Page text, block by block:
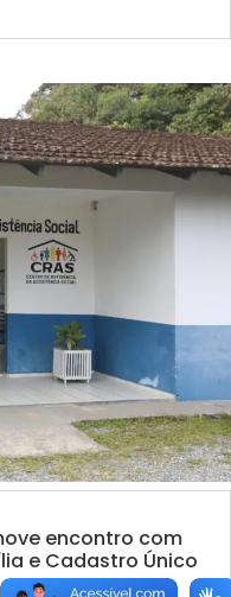
encontro com
e Cadastro Único